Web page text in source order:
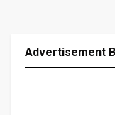
Advertisement